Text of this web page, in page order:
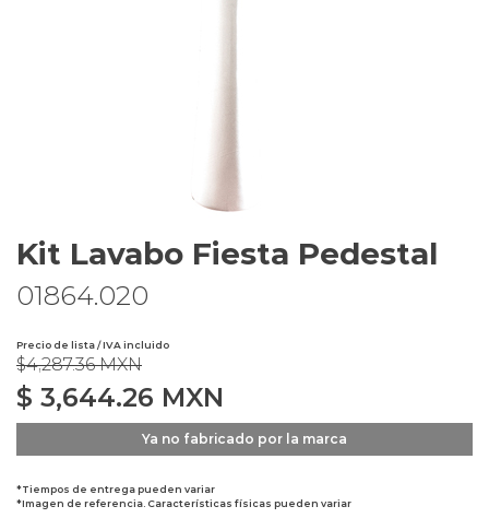
Kit Lavabo Fiesta Pedestal
01864.020
Precio de lista / IVA incluido
$4,287.36 MXN
$ 3,644.26 MXN
Ya no fabricado por la marca
*Tiempos de entrega pueden variar
*Imagen de referencia. Características físicas pueden variar